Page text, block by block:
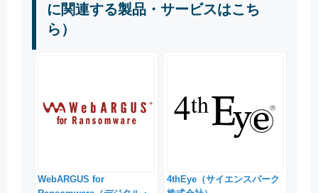
に関連する製品・サービスはこち
ら）
WebARGUS for
4thEye（サイエンスパーク